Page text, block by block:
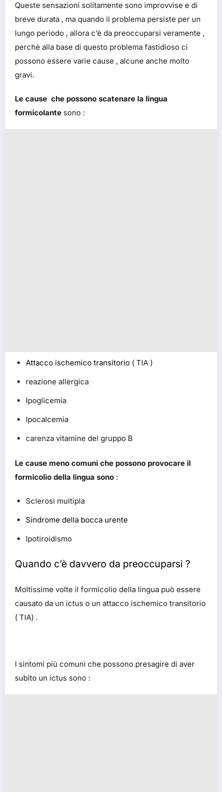
Queste sensazioni solitamente sono improvvise e di
breve durata , ma quando il problema persiste per un
lungo periodo , allora c’è da preoccuparsi veramente ,
perchè alla base di questo problema fastidioso ci
possono essere varie cause , alcune anche molto
gravi.
Le cause che possono scatenare la lingua
formicolante sono :
Attacco ischemico transitorio ( TIA )
reazione allergica
Ipoglicemia
Ipocalcemia
carenza vitamine del gruppo B
Le cause meno comuni che possono provocare il
formicolio della lingua sono :
Sclerosi multipla
Sindrome della bocca urente
Ipotiroidismo
Quando c’è davvero da preoccuparsi ?
Moltissime volte il formicolio della lingua può essere
causato da un ictus o un attacco ischemico transitorio
( TIA) .
I sintomi più comuni che possono presagire di aver
subito un ictus sono :